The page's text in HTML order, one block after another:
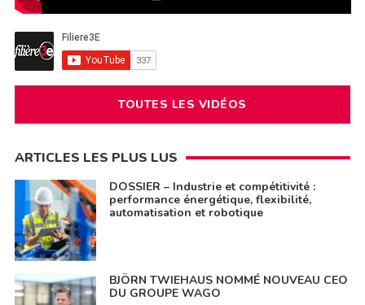
TOUTES LES VIDÉOS
ARTICLES LES PLUS LUS
DOSSIER – Industrie et compétitivité :
performance énergétique, flexibilité,
automatisation et robotique
BJÖRN TWIEHAUS NOMMÉ NOUVEAU CEO
DU GROUPE WAGO